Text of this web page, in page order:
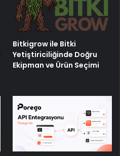
Bitkigrow ile Bitki
Yetiştiriciliğinde Doğru
Ekipman ve Ürün Seçimi